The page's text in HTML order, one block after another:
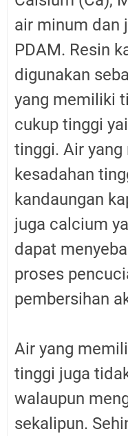
air minum dan
PDAM. Resin
digunakan
yang memiliki
cukup tinggi
tinggi. Air
kesadahan
kandaungan
juga calcium
dapat
proses
pembersihan
Air yang
tinggi juga
walaupun
sekalipun.